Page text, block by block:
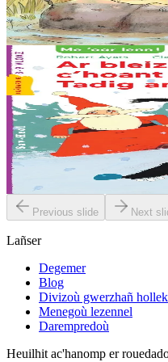
washañ. Graet eo ma soñj
Er stok13,50 €
6 vloaz hag ouzhpenn
Sav-heol
Ar bleiz en doa c'hoant
Abaoe savet an heol emañ ar
dreid o skornañ en erc’h, riell
deus, ken en deus. Ha setu...
Er stok
Previous slide Next
Lañser
Degemer
Blog
Divizoù gwerzhañ hollek
Menegoù lezennel
Darempredoù
Heuilhit ac'hanomp er